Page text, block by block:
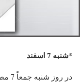
*شنبه 7 اسفند
در